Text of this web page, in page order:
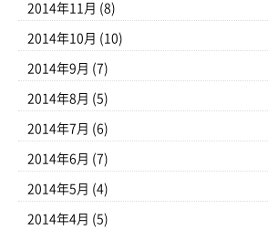
2014年11月 (8)
2014年10月 (10)
2014年9月 (7)
2014年8月 (5)
2014年7月 (6)
2014年6月 (7)
2014年5月 (4)
2014年4月 (5)